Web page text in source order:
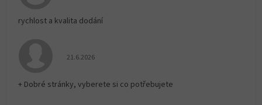
rychlost a kvalita dodání
Hodnocení obchodu je 5 z 5 hvězdiček.
21.6.2026
+ Dobré stránky, vyberete si co potřebujete